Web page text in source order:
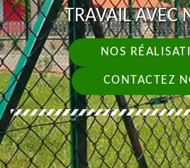
TRAVAIL AVEC
NOS
CONTACTEZ